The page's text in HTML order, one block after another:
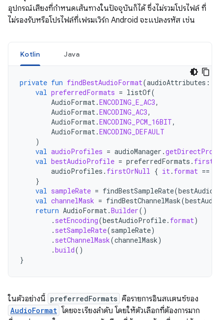
อุปกรณ์เสียงที่กำหนดเส้นทางในปัจจุบันก็ได้ ซึ่งไม่รวมโปรไฟล์ ที่
ไม่รองรับหรือโปรไฟล์ที่เฟรมเวิร์ก Android จะแปลงรหัส เช่น
Kotlin Java
private fun findBestAudioFormat(audioAttributes :
val preferredFormats = listOf(
AudioFormat.ENCODING_E_AC3,
AudioFormat.ENCODING_AC3,
AudioFormat.ENCODING_PCM_16BIT,
AudioFormat.ENCODING_DEFAULT
)
val audioProfiles = audioManager .
val bestAudioProfile = preferredFormats .
audioProfiles . firstOrNull { it. format ==
}
val sampleRate = findBestSampleRate(
val channelMask = findBestChannelMask(
return AudioFormat.Builder()
. setEncoding(bestAudioProfile. format)
. setSampleRate(sampleRate)
. setChannelMask(channelMask)
.build()
}
ในตัวอย่างนี้ preferredFormats คือรายการอินสแตนซ์ของ
AudioFormat โดยจะเรียงลำดับ โดยให้ตัวเลือกที่ต้องการมาก